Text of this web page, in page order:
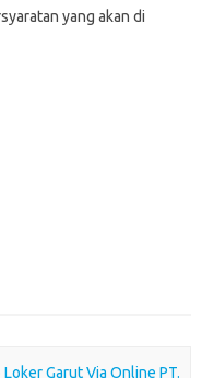
yang akan di
Loker Garut Via Online PT.